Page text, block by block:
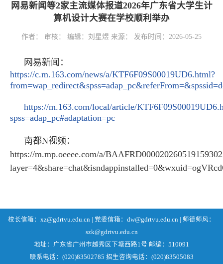
网易新闻等2家主流媒体报道2026年广东省大学生计
算机设计大赛在学校顺利举办
作者： 审核： 编辑：刘星煜 来源： 发布时间：2026-05-25
网易新闻：
https://c.m.163.com/news/a/KTF6F09S00019UD6.html?
https://m.163.com/local/article/
spss=adap_pc#adaptation=pc
南都N视频：
https://m.mp.oeeee.com/a/
校长信箱：xz@gdrtvu.edu.cn | 党委信箱：dw@gdrtvu.edu.cn | 师德师风：
szk@gdrtvu.edu.cn
地址：广东省广州市越秀区下塘西路1号 邮编：510091
联系电话：(020)83502785 招生咨询电话：(020)83505083